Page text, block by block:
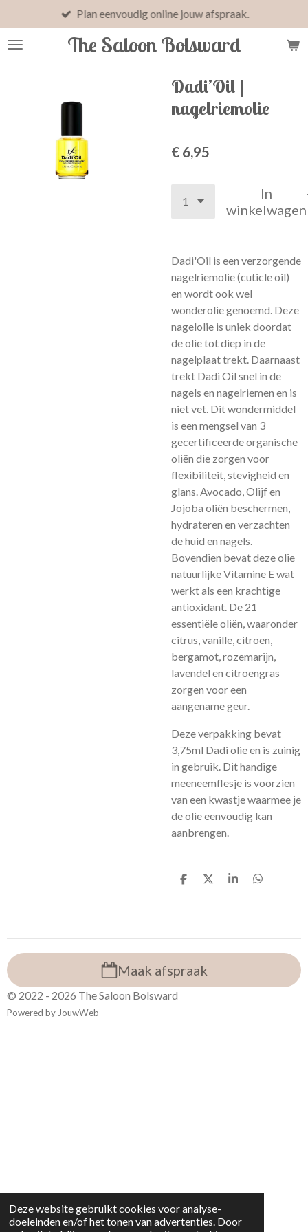
Deze website gebruikt cookies voor analyse-
doeleinden en/of het tonen van advertenties. Door
direct
naar
The Saloon Bolsward
Plan eenvoudig online jouw afspraak.
Dadi’Oil |
nagelriemolie
€ 6,95
In
winkelwagen
Dadi'Oil is een verzorgende
nagelriemolie (cuticle oil)
en wordt ook wel
wonderolie genoemd. Deze
nagelolie is uniek doordat
de olie tot diep in de
nagelplaat trekt. Daarnaast
trekt Dadi Oil snel in de
nagels en nagelriemen en is
niet vet. Dit wondermiddel
is een mengsel van 3
gecertificeerde organische
oliën die zorgen voor
flexibiliteit, stevigheid en
glans. Avocado, Olijf en
Jojoba oliën beschermen,
hydrateren en verzachten
de huid en nagels.
Bovendien bevat deze olie
natuurlijke Vitamine E wat
werkt als een krachtige
antioxidant. De 21
essentiële oliën, waaronder
citrus, vanille, citroen,
bergamot, rozemarijn,
lavendel en citroengras
zorgen voor een
aangename geur.
Deze verpakking bevat
3,75ml Dadi olie en is zuinig
in gebruik. Dit handige
meeneemflesje is voorzien
van een kwastje waarmee je
de olie eenvoudig kan
aanbrengen.
D
D
S
D
Maak afspraak
© 2022 - 2026 The Saloon Bolsward
Powered by JouwWeb